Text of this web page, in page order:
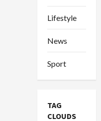
Lifestyle
News
Sport
TAG
CLOUDS